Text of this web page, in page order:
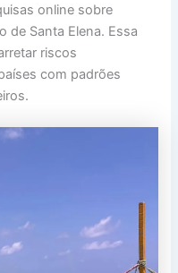
online sobre
de Santa Elena. Essa
riscos
com padrões